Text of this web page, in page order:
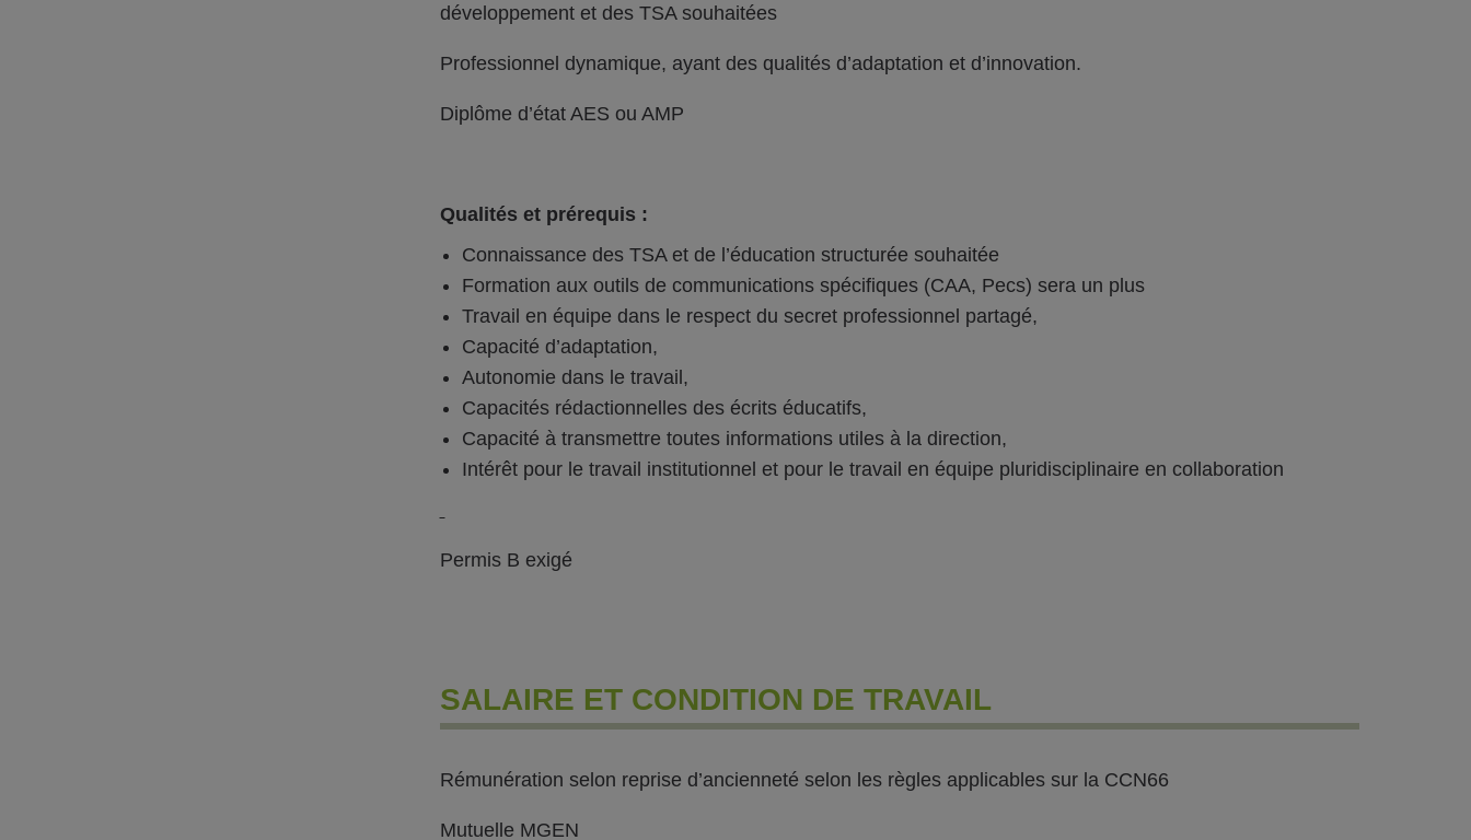
développement et des TSA souhaitées
Professionnel dynamique, ayant des qualités d’adaptation et d’innovation.
Diplôme d’état AES ou AMP
Qualités et prérequis :
Connaissance des TSA et de l’éducation structurée souhaitée
Formation aux outils de communications spécifiques (CAA, Pecs) sera un plus
Travail en équipe dans le respect du secret professionnel partagé,
Capacité d’adaptation,
Autonomie dans le travail,
Capacités rédactionnelles des écrits éducatifs,
Capacité à transmettre toutes informations utiles à la direction,
Intérêt pour le travail institutionnel et pour le travail en équipe pluridisciplinaire en collaboration
Permis B exigé
SALAIRE ET CONDITION DE TRAVAIL
Rémunération selon reprise d’ancienneté selon les règles applicables sur la CCN66
Mutuelle MGEN